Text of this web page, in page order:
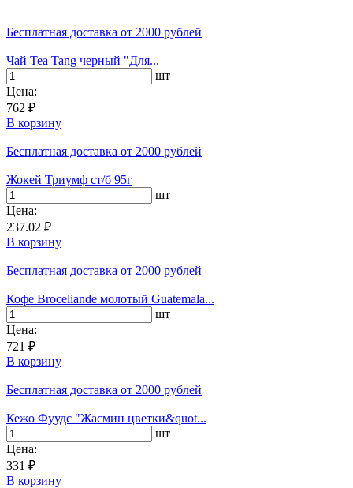
Бесплатная доставка от 2000 рублей
Чай Tea Tang черный "Для...
шт
Цена:
762 ₽
В корзину
Бесплатная доставка от 2000 рублей
Жокей Триумф ст/б 95г
шт
Цена:
237.02 ₽
В корзину
Бесплатная доставка от 2000 рублей
Кофе Broceliande молотый Guatemala...
шт
Цена:
721 ₽
В корзину
Бесплатная доставка от 2000 рублей
Кежо Фуудс "Жасмин цветки&quot...
шт
Цена:
331 ₽
В корзину